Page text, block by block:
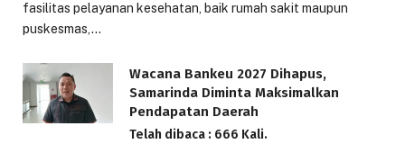
fasilitas pelayanan kesehatan, baik rumah sakit maupun
puskesmas,…
Wacana Bankeu 2027 Dihapus,
Samarinda Diminta Maksimalkan
Pendapatan Daerah
Telah dibaca : 666 Kali.